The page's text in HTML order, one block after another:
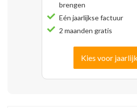
brengen
Eén jaarlijkse factuur
2 maanden gratis
Kies voor